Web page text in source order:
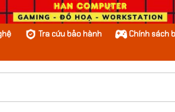
Tra cứu bảo hành
Chính sách